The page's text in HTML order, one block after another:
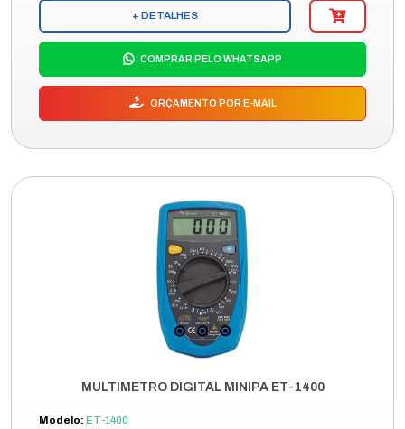
+ DETALHES
COMPRAR PELO WHATSAPP
ORÇAMENTO POR E-MAIL
MULTIMETRO DIGITAL MINIPA ET-1400
Modelo: ET-1400